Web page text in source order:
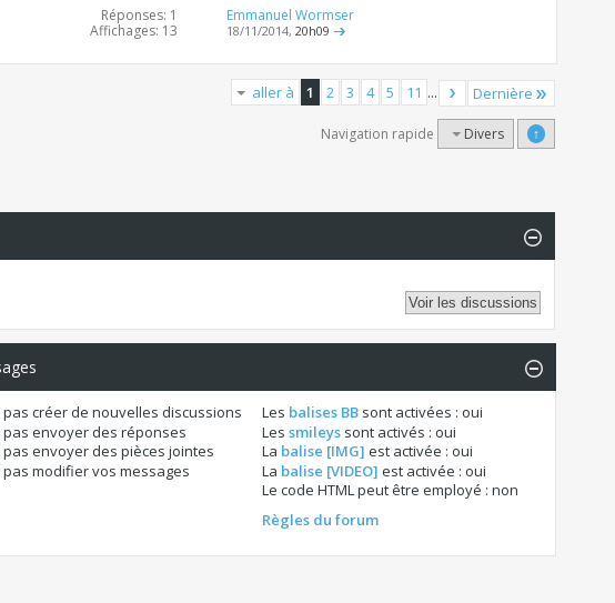
Réponses: 1
Affichages: 13
Emmanuel Wormser
18/11/2014,20h09
aller à 1 2 3 4 5 11 ... Dernière
Navigation rapide Divers ↑
créer de nouvelles discussions
envoyer des réponses
envoyer des pièces jointes
modifier vos messages
Les balises BBsont activées : oui
Les smileyssont activés : oui
La balise [IMG] est activée : oui
La balise [VIDEO] est activée : oui
Le code HTML peut être employé : non
Règles du forum